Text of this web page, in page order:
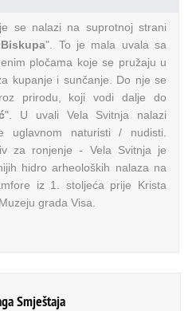
se nalazi na suprotnoj strani
". To je mala uvala sa
pločama koje se pružaju u
kupanje i sunčanje. Do nje se
prirodu, koji vodi dalje do
". U uvali Vela Svitnja nalazi
naturisti / nudisti.
za ronjenje - Vela Svitnja je
hidro arheoloških nalaza na
iz 1. stoljeća prije Krista
grada Visa.
Smještaja